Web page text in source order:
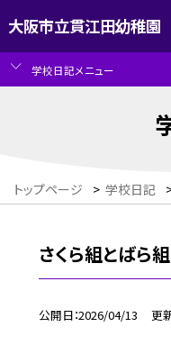
大阪市立貫江田幼稚園
学校日記メニュー
トップページ > 学校日記
さくら組とばら
公開日 2026/04/13 更